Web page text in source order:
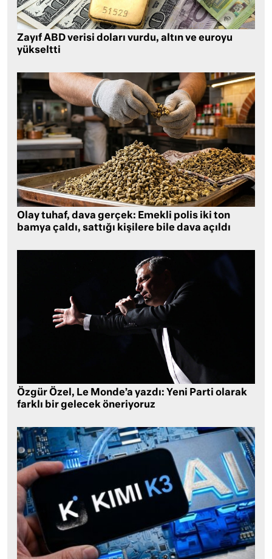
Zayıf ABD verisi doları vurdu, altın ve euroyu
yükseltti
Olay tuhaf, dava gerçek: Emekli polis iki ton
bamya çaldı, sattığı kişilere bile dava açıldı
Özgür Özel, Le Monde’a yazdı: Yeni Parti olarak
farklı bir gelecek öneriyoruz